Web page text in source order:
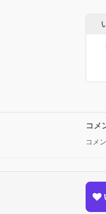
コメ
コメ